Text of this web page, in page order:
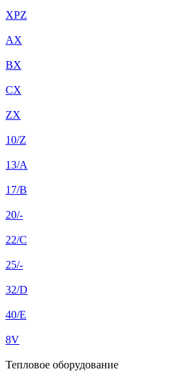
XPZ
AX
BX
CX
ZX
10/Z
13/A
17/B
20/-
22/C
25/-
32/D
40/E
8V
Тепловое оборудование